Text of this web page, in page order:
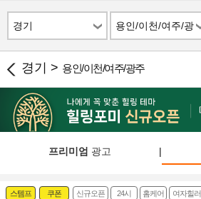
경기
용인/이천/여주/광
주
경기 > 용인/이천/여주/광주
프리미엄 광고 |
스템프 쿠폰 신규오픈 24시 홈케어 여자힐러